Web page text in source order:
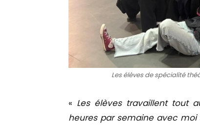
Les élèves de spécialité
« Les élèves travaillent tout
heures par semaine avec moi